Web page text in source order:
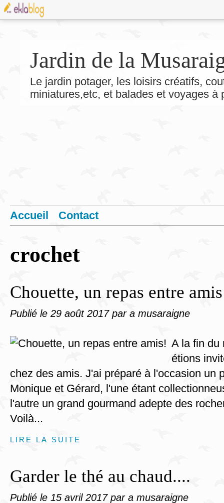
Jardin de la
Le jardin potager, les loisirs créatifs,
miniatures,etc, et balades et voyages
Accueil Contact
crochet
Chouette, un repas entre
Publié le 29 août 2017 par a musaraigne
A la fin du
étions
chez des amis. J'ai préparé à l'occasion un
Monique et Gérard, l'une étant
l'autre un grand gourmand adepte des
Voilà...
LIRE LA SUITE
Garder le thé au chaud....
Publié le 15 avril 2017 par a musaraigne